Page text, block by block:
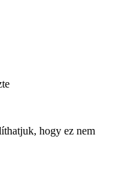
hogy ez nem